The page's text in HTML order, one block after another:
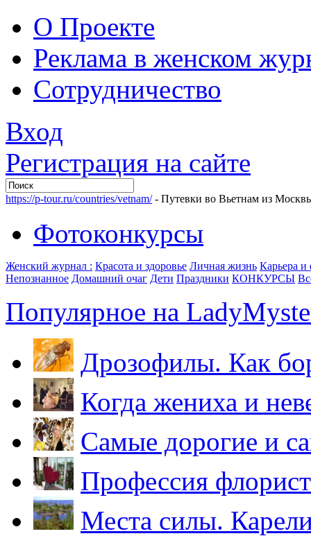
О Проекте
Реклама в женском
Сотрудничество
Вход
Регистрация на сайте
https://p-tour.ru/countries/vetnam/- Путевки во Вьетнам из
Фотоконкурсы
Женский журнал : Красота и здоровье Личная жизнь Карьера
Непознанное Домашний очаг Дети Праздники КОНКУРСЫ
Популярное на
Дрозофилы. Как
Когда жениха и
Самые дорогие и
Профессия
Места силы.